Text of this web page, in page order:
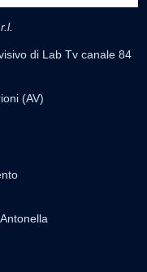
di Lab Tv canale 84
(AV)